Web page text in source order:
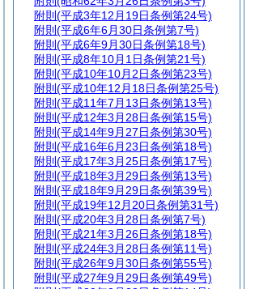
附則 (平成3年12月19日条例第24号)
附則 (平成6年6月30日条例第7号)
附則 (平成6年9月30日条例第18号)
附則 (平成8年10月1日条例第21号)
附則 (平成10年10月2日条例第23号)
附則 (平成10年12月18日条例第25号)
附則 (平成11年7月13日条例第13号)
附則 (平成12年3月28日条例第15号)
附則 (平成14年9月27日条例第30号)
附則 (平成16年6月23日条例第18号)
附則 (平成17年3月25日条例第17号)
附則 (平成18年3月29日条例第13号)
附則 (平成18年9月29日条例第39号)
附則 (平成19年12月20日条例第31号)
附則 (平成20年3月28日条例第7号)
附則 (平成21年3月26日条例第18号)
附則 (平成24年3月28日条例第11号)
附則 (平成26年9月30日条例第55号)
附則 (平成27年9月29日条例第49号)